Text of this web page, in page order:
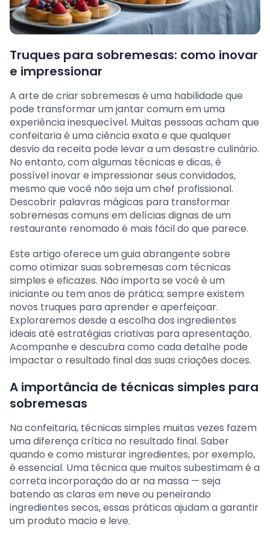
Truques para sobremesas: como inovar
e impressionar
A arte de criar sobremesas é uma habilidade que
pode transformar um jantar comum em uma
experiência inesquecível. Muitas pessoas acham que
confeitaria é uma ciência exata e que qualquer
desvio da receita pode levar a um desastre culinário.
No entanto, com algumas técnicas e dicas, é
possível inovar e impressionar seus convidados,
mesmo que você não seja um chef profissional.
Descobrir palavras mágicas para transformar
sobremesas comuns em delícias dignas de um
restaurante renomado é mais fácil do que parece.
Este artigo oferece um guia abrangente sobre
como otimizar suas sobremesas com técnicas
simples e eficazes. Não importa se você é um
iniciante ou tem anos de prática; sempre existem
novos truques para aprender e aperfeiçoar.
Exploraremos desde a escolha dos ingredientes
ideais até estratégias criativas para apresentação.
Acompanhe e descubra como cada detalhe pode
impactar o resultado final das suas criações doces.
A importância de técnicas simples para
sobremesas
Na confeitaria, técnicas simples muitas vezes fazem
uma diferença crítica no resultado final. Saber
quando e como misturar ingredientes, por exemplo,
é essencial. Uma técnica que muitos subestimam é a
correta incorporação do ar na massa — seja
batendo as claras em neve ou peneirando
ingredientes secos, essas práticas ajudam a garantir
um produto macio e leve.